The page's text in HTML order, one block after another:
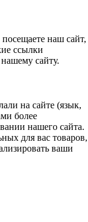
наш сайт,
ссылки
сайту.
на сайте (язык,
более
нашего сайта.
для вас товаров,
ваши